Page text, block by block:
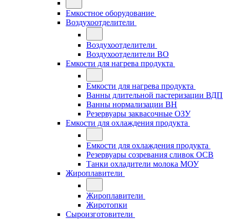
Емкостное оборудование
Воздухоотделители
Воздухоотделители
Воздухоотделители ВО
Емкости для нагрева продукта
Емкости для нагрева продукта
Ванны длительной пастеризации ВДП
Ванны нормализации ВН
Резервуары заквасочные ОЗУ
Емкости для охлаждения продукта
Емкости для охлаждения продукта
Резервуары созревания сливок ОСВ
Танки охладители молока МОУ
Жироплавители
Жироплавители
Жиротопки
Сыроизготовители